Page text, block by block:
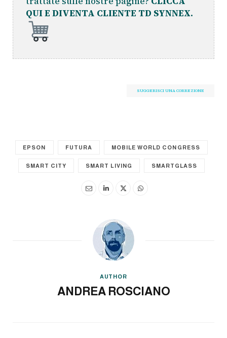
QUI E DIVENTA CLIENTE TD SYNNEX.
SUGGERISCI UNA CORREZIONE
EPSON FUTURA MOBILE WORLD CONGRESS
SMART CITY SMART LIVING SMARTGLASS
AUTHOR
ANDREA ROSCIANO